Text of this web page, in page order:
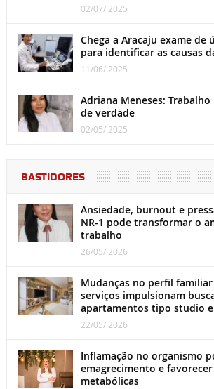
02/07/ 2025
Chega a Aracaju exame de
para identificar as causas
11/06/ 2025
Adriana Meneses:
de verdade
02/05/ 2025
BASTIDORES
Ansiedade, burnout e
NR-1 pode transformar o
trabalho
26/05/ 2026
Mudanças no perfil
serviços impulsionam
apartamentos tipo studio
22/05/ 2026
Inflamação no organismo
emagrecimento e
metabólicas